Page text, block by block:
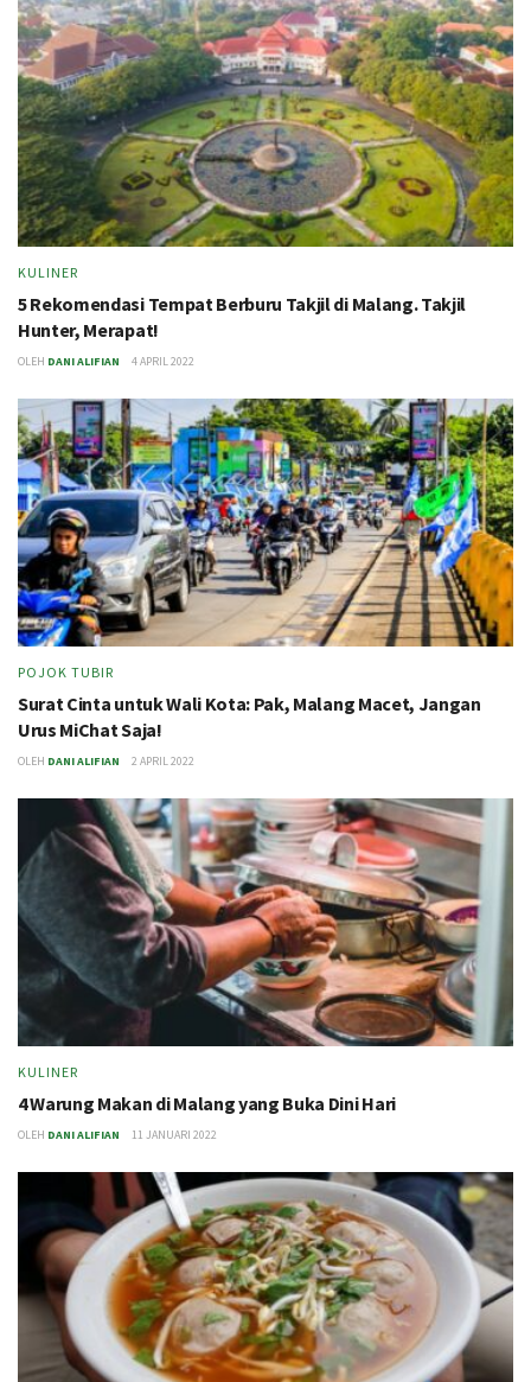
KULINER
5 Rekomendasi Tempat Berburu Takjil di Malang. Takjil
Hunter, Merapat!
OLEH DANI ALIFIAN 4 APRIL 2022
POJOK TUBIR
Surat Cinta untuk Wali Kota: Pak, Malang Macet, Jangan
Urus MiChat Saja!
OLEH DANI ALIFIAN 2 APRIL 2022
KULINER
4 Warung Makan di Malang yang Buka Dini Hari
OLEH DANI ALIFIAN 11 JANUARI 2022